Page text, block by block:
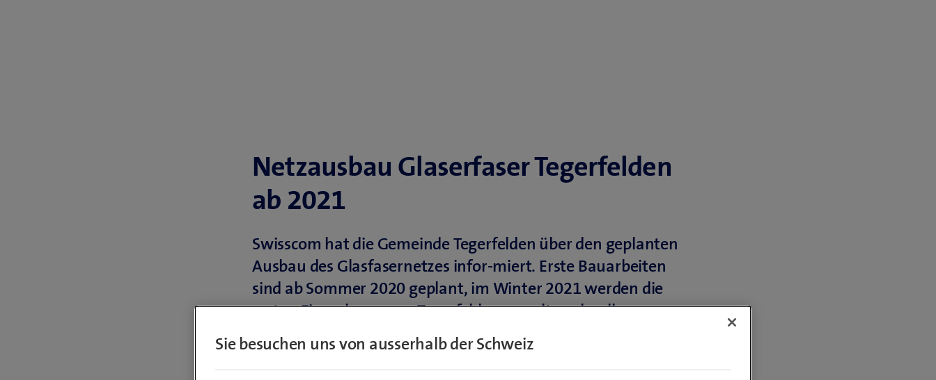
Netzausbau Glaserfaser Tegerfelden
ab 2021
Swisscom hat die Gemeinde Tegerfelden über den geplanten
Ausbau des Glasfasernetzes infor-miert. Erste Bauarbeiten
sind ab Sommer 2020 geplant, im Winter 2021 werden die
ersten Einwoh-ner von Tegerfelden ans ultraschnelle
Internet angeschlossen sein. Bis zum Baubeginn sind noch
zahlreiche Vorarbeiten nötig.
Sie besuchen uns von ausserhalb der Schweiz